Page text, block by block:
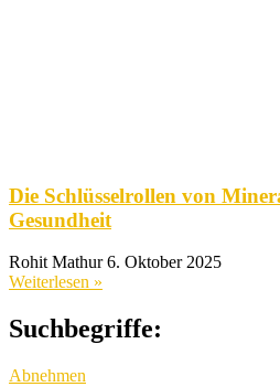
Die Schlüsselrollen von
Gesundheit
Rohit Mathur6. Oktober 2025
Weiterlesen »
Suchbegriffe:
Abnehmen